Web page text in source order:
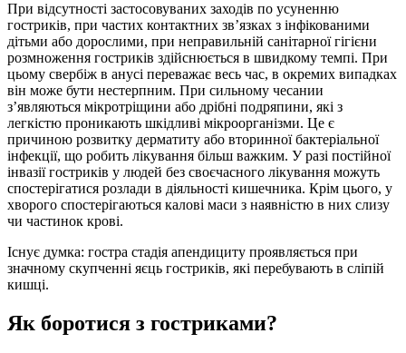
При відсутності застосовуваних заходів по усуненню
гостриків, при частих контактних зв’язках з інфікованими
дітьми або дорослими, при неправильній санітарної гігієни
розмноження гостриків здійснюється в швидкому темпі. При
цьому свербіж в анусі переважає весь час, в окремих випадках
він може бути нестерпним. При сильному чесании
з’являються мікротріщини або дрібні подряпини, які з
легкістю проникають шкідливі мікроорганізми. Це є
причиною розвитку дерматиту або вторинної бактеріальної
інфекції, що робить лікування більш важким. У разі постійної
інвазії гостриків у людей без своєчасного лікування можуть
спостерігатися розлади в діяльності кишечника. Крім цього, у
хворого спостерігаються калові маси з наявністю в них слизу
чи частинок крові.
Існує думка: гостра стадія апендициту проявляється при
значному скупченні яєць гостриків, які перебувають в сліпій
кишці.
Як боротися з гостриками?